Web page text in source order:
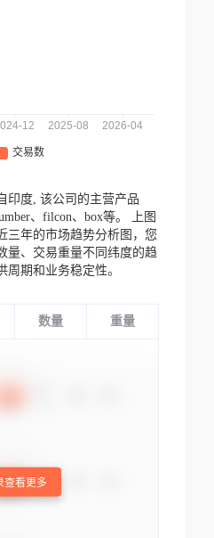
印度, 该公司的主营产品
、filcon、box等。
上图
三年的市场趋势分析图，您
量、交易重量不同纬度的趋
期和业务稳定性。
数量 重量
查看更多